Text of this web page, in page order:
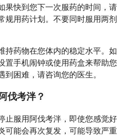
果快到您下一次服药的时间，请
规用药计划。不要同时服用两剂
持药物在您体内的稳定水平。如
置手机闹钟或使用药盒来帮助您
困难，请咨询您的医生。
伐考泮？
止服用阿伐考泮，即使您感觉好
可能会再次复发，可能导致严重